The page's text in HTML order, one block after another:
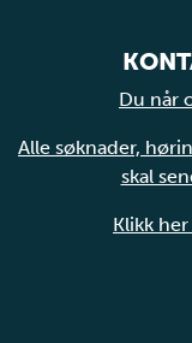
Du når
Alle søknader,
skal
Klikk